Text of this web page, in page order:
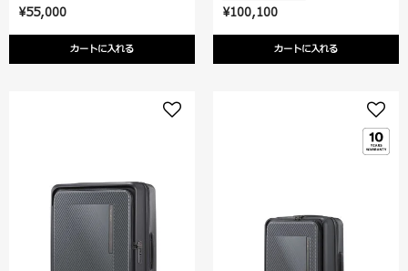
¥55,000
カートに入れる
¥100,100
カートに入れる